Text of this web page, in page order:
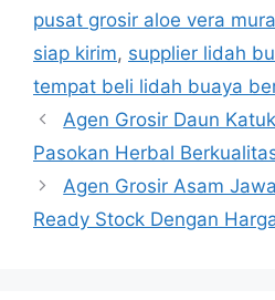
pusat grosir aloe vera
siap kirim, supplier lidah
tempat beli lidah buaya
Agen Grosir Daun
Pasokan Herbal
Agen Grosir Asam
Ready Stock Dengan